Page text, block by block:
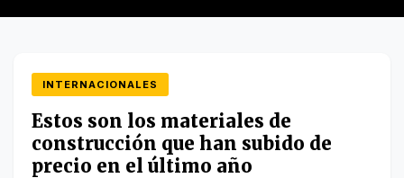
INTERNACIONALES
Estos son los materiales de
construcción que han subido de
precio en el último año